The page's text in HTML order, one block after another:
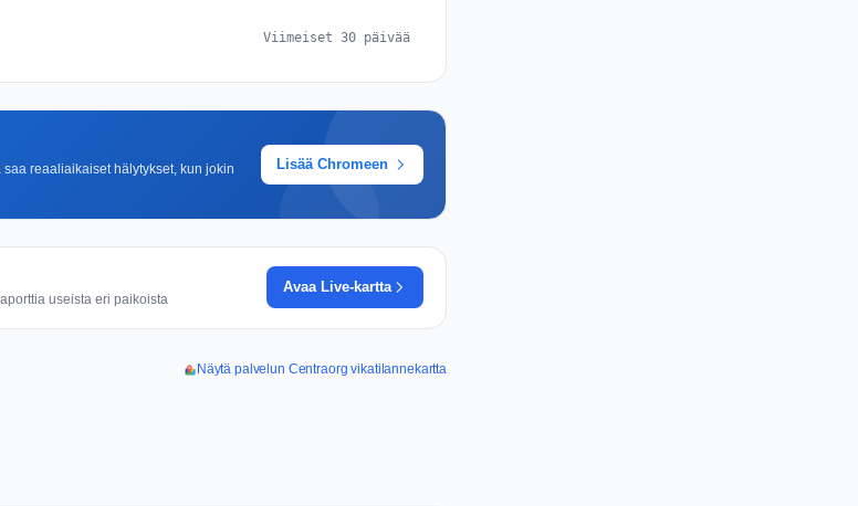
Viimeiset 30 päivää
reaaliaikaiset hälytykset, kun jokin
Lisää Chromeen
useista eri paikoista
Avaa Live-kartta
Näytä palvelun Centraorg vikatilannekartta